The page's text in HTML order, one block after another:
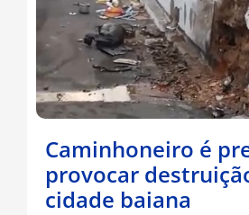
Caminhoneiro é
provocar
cidade baiana